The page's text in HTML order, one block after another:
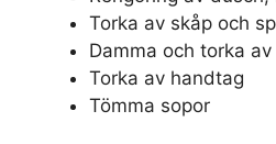
Torka av skåp och
Damma och torka
Torka av handtag
Tömma sopor